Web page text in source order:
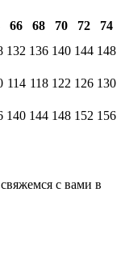
66 68 70 72
74
132 136 140 144 148
114 118 122 126 130
140 144 148 152 156
с вами в